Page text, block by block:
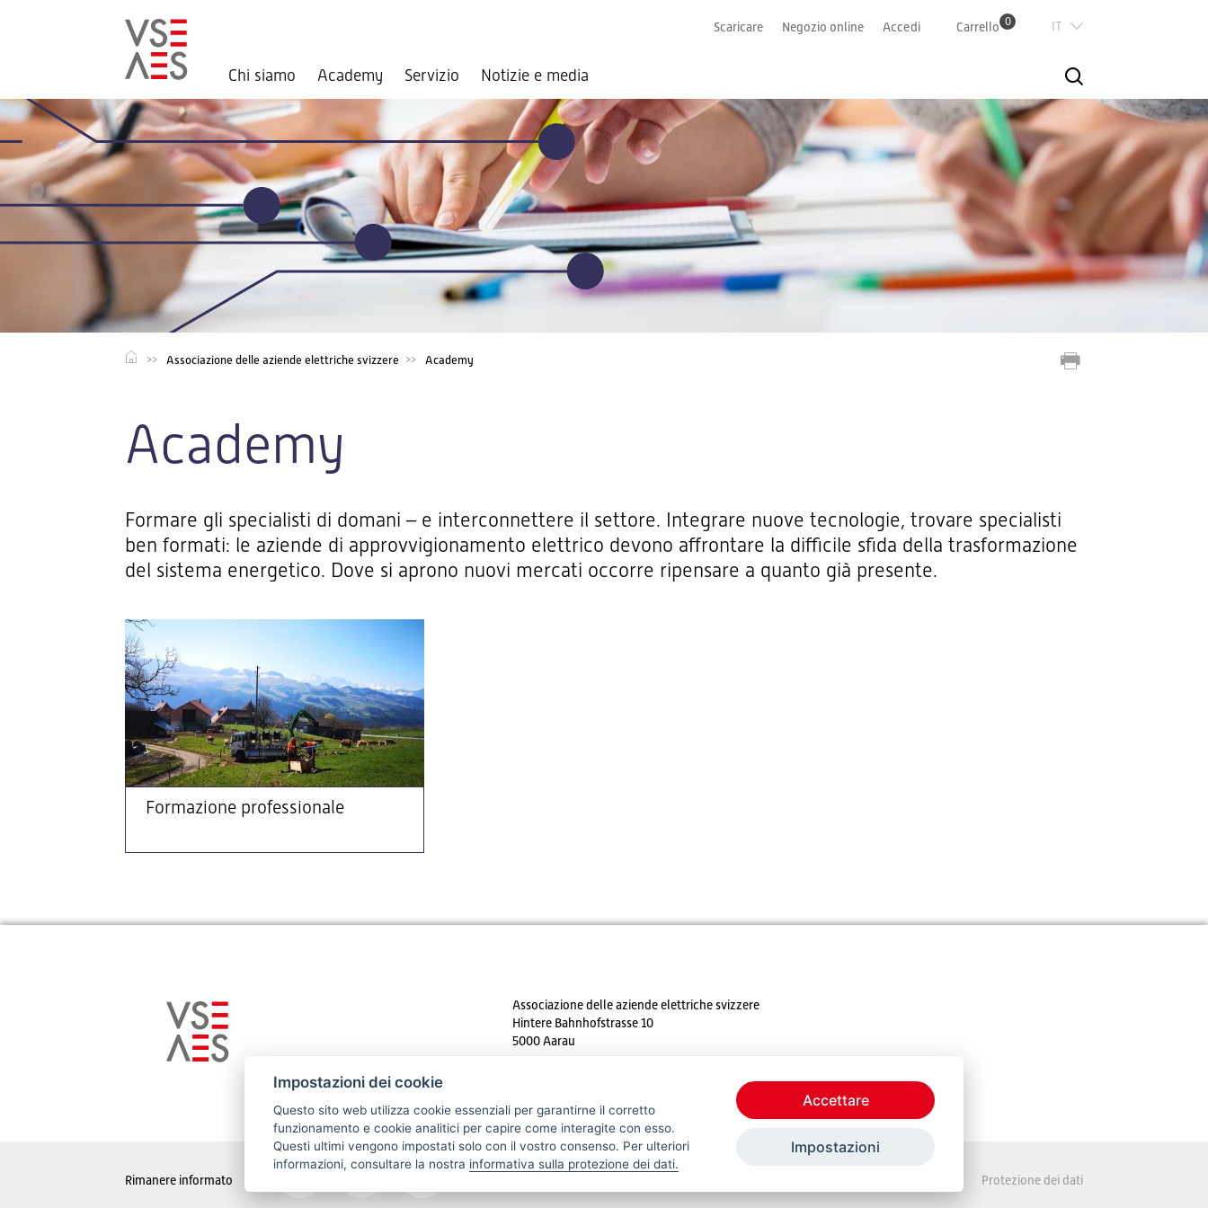
Salta
al
contenuto
principale
Chi siamo Academy Servizio Notizie e media
Scaricare Negozio online Accedi Carrello 0
Associazione delle aziende elettriche svizzere Academy
Academy
Formare gli specialisti di domani – e interconnettere il settore. Integrare nuove tecnologie, trovare specialisti
ben formati: le aziende di approvvigionamento elettrico devono affrontare la difficile sfida della trasformazione
del sistema energetico. Dove si aprono nuovi mercati occorre ripensare a quanto già presente.
Formazione professionale
Associazione delle aziende elettriche svizzere
Hintere Bahnhofstrasse 10
5000 Aarau
Rimanere informato Protezione dei dati
Impostazioni dei cookie
Questo sito web utilizza cookie essenziali per garantirne il corretto
funzionamento e cookie analitici per capire come interagite con esso.
Questi ultimi vengono impostati solo con il vostro consenso. Per ulteriori
informazioni, consultare la nostra informativa sulla protezione dei dati.
Accettare
Impostazioni